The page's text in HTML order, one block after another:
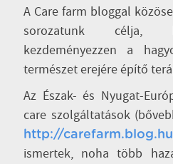
A Care farm bloggal
sorozatunk célja,
kezdeményezzen a
természet erejére építő
Az Észak- és Nyugat-
care szolgáltatások
http://
ismertek, noha több